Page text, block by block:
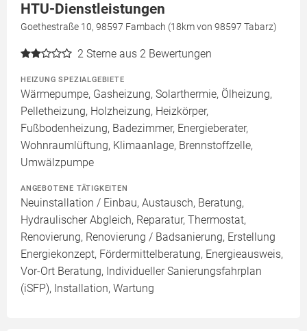
HTU-Dienstleistungen
Goethestraße 10, 98597 Fambach (18km von 98597 Tabarz)
2 Sterne aus 2 Bewertungen
HEIZUNG SPEZIALGEBIETE
Wärmepumpe, Gasheizung, Solarthermie, Ölheizung,
Pelletheizung, Holzheizung, Heizkörper,
Fußbodenheizung, Badezimmer, Energieberater,
Wohnraumlüftung, Klimaanlage, Brennstoffzelle,
Umwälzpumpe
ANGEBOTENE TÄTIGKEITEN
Neuinstallation / Einbau, Austausch, Beratung,
Hydraulischer Abgleich, Reparatur, Thermostat,
Renovierung, Renovierung / Badsanierung, Erstellung
Energiekonzept, Fördermittelberatung, Energieausweis,
Vor-Ort Beratung, Individueller Sanierungsfahrplan
(iSFP), Installation, Wartung